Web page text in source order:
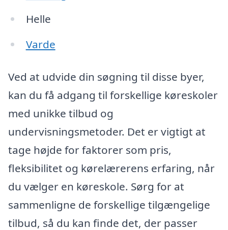
Helle
Varde
Ved at udvide din søgning til disse byer,
kan du få adgang til forskellige køreskoler
med unikke tilbud og
undervisningsmetoder. Det er vigtigt at
tage højde for faktorer som pris,
fleksibilitet og kørelærerens erfaring, når
du vælger en køreskole. Sørg for at
sammenligne de forskellige tilgængelige
tilbud, så du kan finde det, der passer